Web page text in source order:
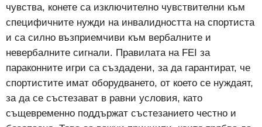
чувства, конете са изключително чувствителни към
специфичните нужди на инвалидността на спортиста
и са силно възприемчиви към вербалните и
невербалните сигнали. Правилата на FEI за
параконните игри са създадени, за да гарантират, че
спортистите имат оборудването, от което се нуждаят,
за да се състезават в равни условия, като
същевременно поддържат състезанието честно и